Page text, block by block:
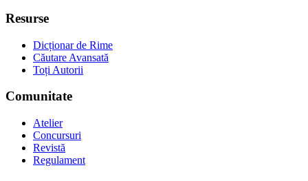
Resurse
Dicționar de Rime
Căutare Avansată
Toți Autorii
Comunitate
Atelier
Concursuri
Revistă
Regulament